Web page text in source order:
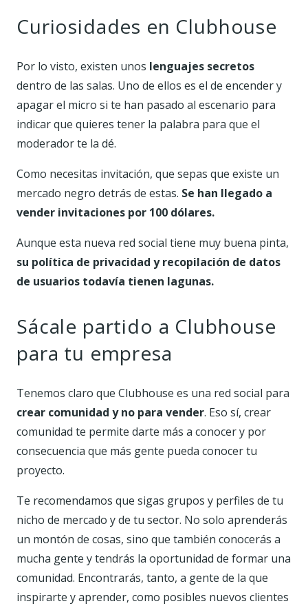
Curiosidades en Clubhouse
Por lo visto, existen unos lenguajes secretos
dentro de las salas. Uno de ellos es el de encender y
apagar el micro si te han pasado al escenario para
indicar que quieres tener la palabra para que el
moderador te la dé.
Como necesitas invitación, que sepas que existe un
mercado negro detrás de estas. Se han llegado a
vender invitaciones por 100 dólares.
Aunque esta nueva red social tiene muy buena pinta,
su política de privacidad y recopilación de datos
de usuarios todavía tienen lagunas.
Sácale partido a Clubhouse
para tu empresa
Tenemos claro que Clubhouse es una red social para
crear comunidad y no para vender. Eso sí, crear
comunidad te permite darte más a conocer y por
consecuencia que más gente pueda conocer tu
proyecto.
Te recomendamos que sigas grupos y perfiles de tu
nicho de mercado y de tu sector. No solo aprenderás
un montón de cosas, sino que también conocerás a
mucha gente y tendrás la oportunidad de formar una
comunidad. Encontrarás, tanto, a gente de la que
inspirarte y aprender, como posibles nuevos clientes